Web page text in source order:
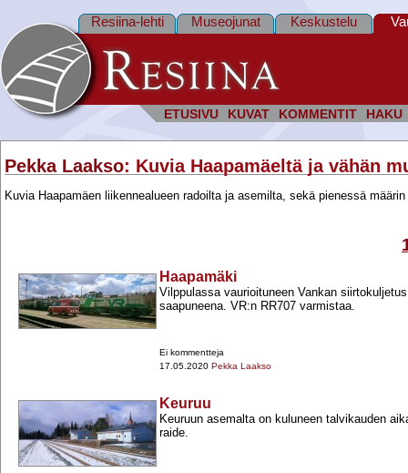
ETUSIVU KUVAT KOMMENTIT HAKU
Resiina-lehti Museojunat Keskustelu
Pekka Laakso: Kuvia Haapamäeltä ja vähän
Kuvia Haapamäen liikennealueen radoilta ja asemilta, sekä pienessä
Haapamäki
Vilppulassa vaurioituneen Vankan
saapuneena. VR:n RR707 varmistaa.
Ei kommentteja
17.05.2020 Pekka Laakso
Keuruu
Keuruun asemalta on kuluneen talvikauden
raide.